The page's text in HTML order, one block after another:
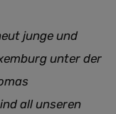
junge und
unter der
all unseren